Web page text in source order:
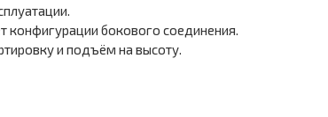
конфигурации бокового соединения.
и подъём на высоту.